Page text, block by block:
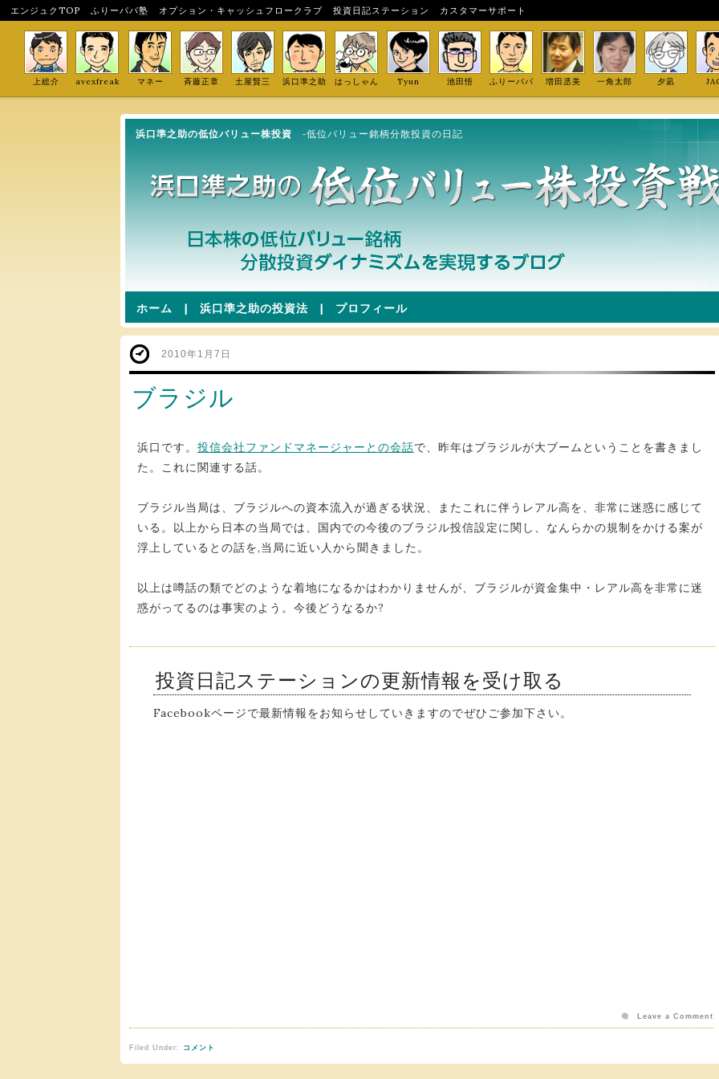
エンジュクTOP ふりーパパ塾 オプション・キャッシュフロークラブ 投資日記ステーション カスタマーサポート
上総介 avexfreak マネー 斉藤正章 土屋賢三 浜口準之助 はっしゃん Tyun 池田悟 ふりーパパ 増田丞美 一角太郎 夕凪
浜口準之助の低位バリュー株投資 -低位バリュー銘柄分散投資の日記
ホーム | 浜口準之助の投資法 | プロフィール
2010年1月7日
ブラジル
浜口です。 投信会社ファンドマネージャーとの会話で、昨年はブラジルが大ブームということを書きまし
た。これに関連する話。
ブラジル当局は、ブラジルへの資本流入が過ぎる状況、またこれに伴うレアル高を、非常に迷惑に感じて
いる。以上から日本の当局では、国内での今後のブラジル投信設定に関し、なんらかの規制をかける案が
浮上しているとの話を,当局に近い人から聞きました。
以上は噂話の類でどのような着地になるかはわかりませんが、ブラジルが資金集中・レアル高を非常に迷
惑がってるのは事実のよう。今後どうなるか?
投資日記ステーションの更新情報を受け取る
Facebookページで最新情報をお知らせしていきますのでぜひご参加下さい。
Filed Under: コメント
Leave a Comment